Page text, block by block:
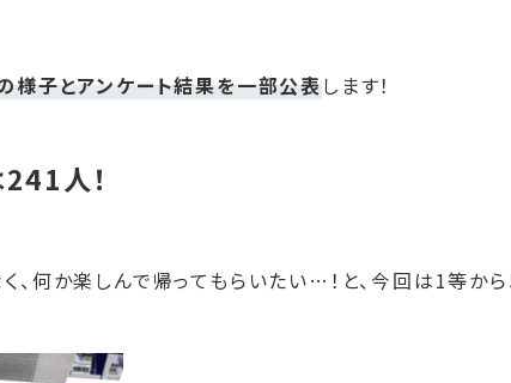
様子とアンケート結果を一部公表します！
人！
何か楽しんで帰ってもらいたい…！と、今回は1等か